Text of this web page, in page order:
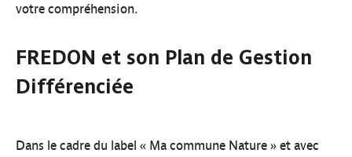
votre compréhension.
FREDON et son Plan de Gestion
Différenciée
Dans le cadre du label « Ma commune Nature » et avec